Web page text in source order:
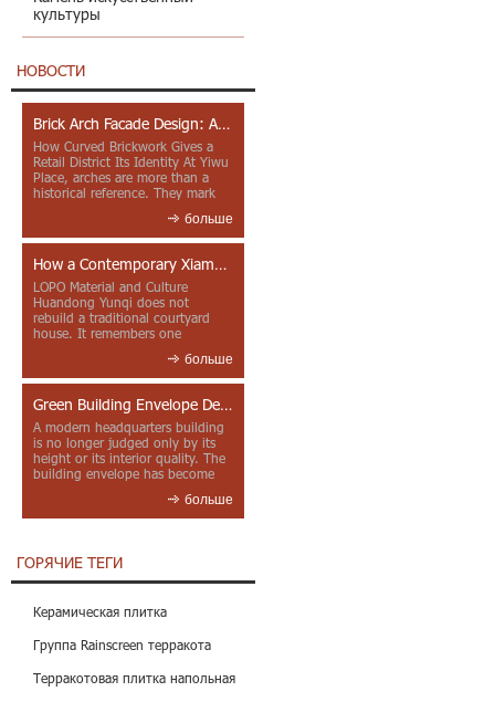
культуры
НОВОСТИ
Brick Arch Facade Design: A Closer Look at Yiwu Place
How Curved Brickwork Gives a
Retail District Its Identity At Yiwu
Place, arches are more than a
historical reference. They mark
больше
How a Contemporary Xiamen Project Reframes Minnan Red Brick
LOPO Material and Culture
Huandong Yunqi does not
rebuild a traditional courtyard
house. It remembers one
больше
Green Building Envelope Design: Clay Sunscreen Fins for Modern Headquarters Architecture
A modern headquarters building
is no longer judged only by its
height or its interior quality. The
building envelope has become
больше
ГОРЯЧИЕ ТЕГИ
Керамическая плитка
Группа Rainscreen терракота
Терракотовая плитка напольная